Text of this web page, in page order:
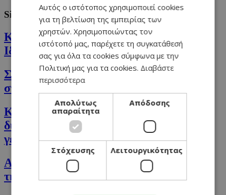
Similar
Κάρυ Το Μπαχαρικό Με Μοναδικές
Ιδιότητες & Οφέλη
Σπαράγγι, Βάλε αυτό το super λαχανικό
στην καθημερινή διατροφή σου.
Κρίταμο: Το βότανο του γιαλού που
δυναμώνει το ανοσοποιητικό και είναι
γεμάτο βιταμίνη C!
Ακτινίδιο: Ποια είναι τα οφέλη του για
την υγεία
ENGLISH
Αυτός ο ιστότοπος χρησιμοποιεί cookies
για τη βελτίωση της εμπειρίας των
χρηστών. Χρησιμοποιώντας τον
ιστότοπό μας, παρέχετε τη συγκατάθεσή
σας για όλα τα cookies σύμφωνα με την
Πολιτική μας για τα cookies. Διαβάστε
περισσότερα
Απολύτως
απαραίτητα
Απόδοσης
Στόχευσης Λειτουργικότητας